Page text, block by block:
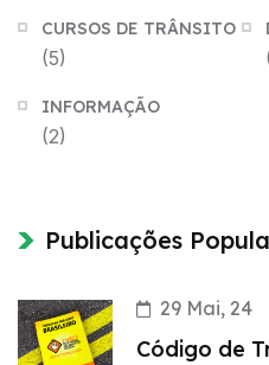
CURSOS DE TRÂNSITO
(5)
INFORMAÇÃO
(2)
Publicações
29 Mai, 24
Código de